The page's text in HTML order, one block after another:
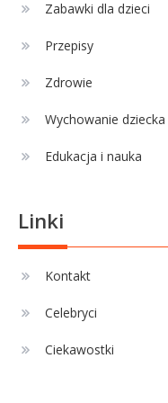
Zabawki dla dzieci
Przepisy
Zdrowie
Wychowanie dziecka
Edukacja i nauka
Linki
Kontakt
Celebryci
Ciekawostki